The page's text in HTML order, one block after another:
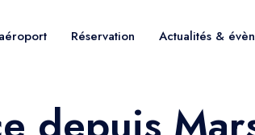
Réservation Actualités &